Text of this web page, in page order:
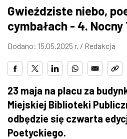
Gwieździste niebo,
cymbałach - 4.
Dodano: 15.05.2025 r. / Redakcja
23 maja na placu za
Miejskiej Biblioteki
odbędzie się czwarta
Poetyckiego.